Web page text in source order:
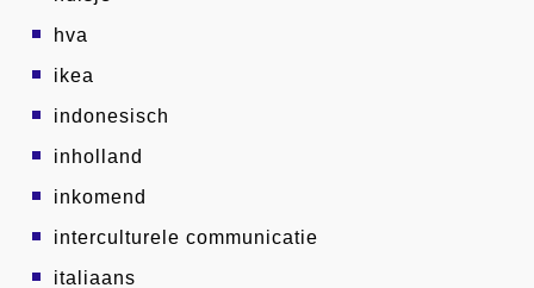
hva
ikea
indonesisch
inholland
inkomend
interculturele communicatie
italiaans